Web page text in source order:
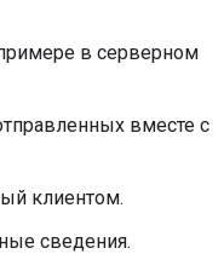
в серверном
вместе с
клиентом.
сведения.